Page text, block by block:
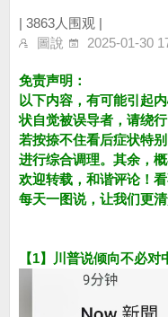
| 3863人围观 |
圖說
2025-01-30
免责声明：
以下内容，有可能引起
状自觉被误导者，请绕行
若按捺不住看后症状特
进行综合调理。其余，概
欢迎转载，和谐评论！看
每天一图说，让我们更
【1】川普说倾向不必